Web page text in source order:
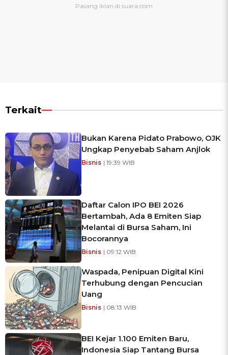
Terkait
Bukan Karena Pidato Prabowo, OJK
Ungkap Penyebab Saham Anjlok
Bisnis | 19:39 WIB
Daftar Calon IPO BEI 2026
Bertambah, Ada 8 Emiten Siap
Melantai di Bursa Saham, Ini
Bocorannya
Bisnis | 09:12 WIB
Waspada, Penipuan Digital Kini
Terhubung dengan Pencucian
Uang
Bisnis | 08:13 WIB
BEI Kejar 1.100 Emiten Baru,
Indonesia Siap Tantang Bursa